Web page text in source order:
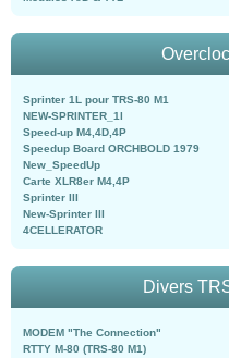
Sprinter 1L pour TRS-80 M1
NEW-SPRINTER_1l
Speed-up M4,4D,4P
Speedup Board ORCHBOLD 1979
New_SpeedUp
Carte XLR8er M4,4P
Sprinter III
New-Sprinter III
4CELLERATOR
Divers
MODEM "The Connection"
RTTY M-80 (TRS-80 M1)